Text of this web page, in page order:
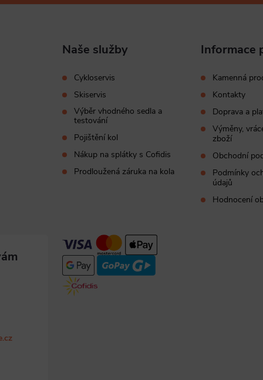
Naše služby
Cykloservis
Skiservis
Výběr vhodného sedla a
testování
Pojištění kol
Nákup na splátky s Cofidis
Prodloužená záruka na kola
Informace
Kamenná
Kontakty
Doprava a
Výměny,
zboží
Obchodní
Podmínky
údajů
Hodnocení